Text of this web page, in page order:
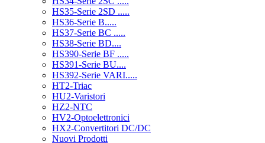
HS35-Serie 2SD .....
HS36-Serie B.....
HS37-Serie BC .....
HS38-Serie BD....
HS390-Serie BF .....
HS391-Serie BU....
HS392-Serie VARI.....
HT2-Triac
HU2-Varistori
HZ2-NTC
HV2-Optoelettronici
HX2-Convertitori DC/DC
Nuovi Prodotti